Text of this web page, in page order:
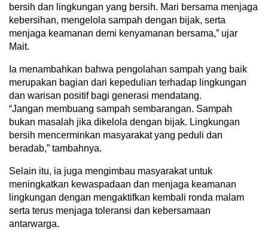
bersih dan lingkungan yang bersih. Mari bersama menjaga
kebersihan, mengelola sampah dengan bijak, serta
menjaga keamanan demi kenyamanan bersama,” ujar
Mait.
Ia menambahkan bahwa pengolahan sampah yang baik
merupakan bagian dari kepedulian terhadap lingkungan
dan warisan positif bagi generasi mendatang.
“Jangan membuang sampah sembarangan. Sampah
bukan masalah jika dikelola dengan bijak. Lingkungan
bersih mencerminkan masyarakat yang peduli dan
beradab,” tambahnya.
Selain itu, ia juga mengimbau masyarakat untuk
meningkatkan kewaspadaan dan menjaga keamanan
lingkungan dengan mengaktifkan kembali ronda malam
serta terus menjaga toleransi dan kebersamaan
antarwarga.